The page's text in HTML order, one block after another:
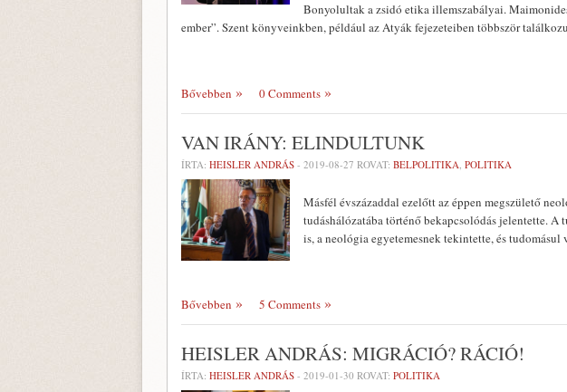
Bonyolultak a zsidó etika illemszabályai.
ember”. Szent könyveinkben, például az Atyák fejezeteiben többször
Bővebben 0 Comments
VAN IRÁNY: ELINDULTUNK
ÍRTA: HEISLER ANDRÁS - 2019-08-27 ROVAT: BELPOLITIKA, POLITIKA
Másfél évszázaddal ezelőtt az éppen megszülető
tudáshálózatába történő bekapcsolódás jelentette. A
is, a neológia egyetemesnek tekintette, és tudomásul
Bővebben 5 Comments
HEISLER ANDRÁS: MIGRÁCIÓ? RÁCIÓ!
ÍRTA: HEISLER ANDRÁS - 2019-01-30 ROVAT: POLITIKA